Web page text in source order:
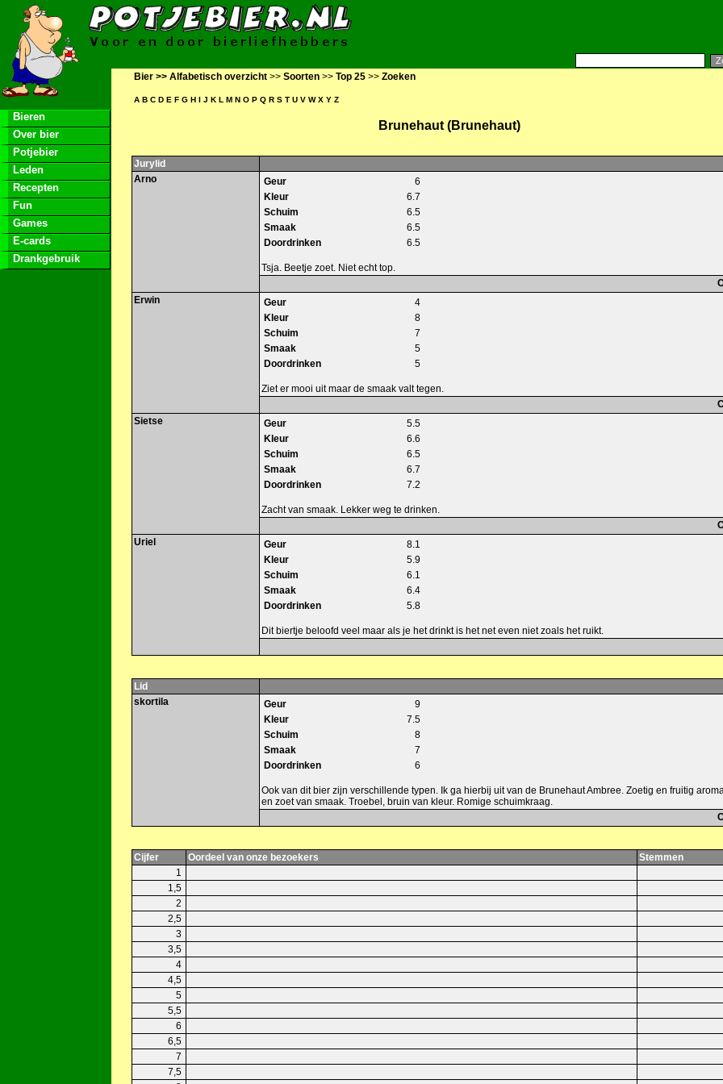
Bieren
Over bier
Potjebier
Leden
Recepten
Fun
Games
E-cards
Drankgebruik
Bier >> Alfabetisch overzicht >> Soorten >> Top 25 >> Zoeken
A B C D E F G H I J K L M N O P Q R S T U V W X Y Z
Brunehaut (Brunehaut)
Jurylid
Arno
Geur
6
Kleur
6.7
Schuim
6.5
Smaak
6.5
Doordrinken
6.5
Tsja. Beetje zoet. Niet echt top.
Erwin
Geur
4
Kleur
8
Schuim
7
Smaak
5
Doordrinken
5
Ziet er mooi uit maar de smaak valt tegen.
Sietse
Geur
5.5
Kleur
6.6
Schuim
6.5
Smaak
6.7
Doordrinken
7.2
Zacht van smaak. Lekker weg te drinken.
Uriel
Geur
8.1
Kleur
5.9
Schuim
6.1
Smaak
6.4
Doordrinken
5.8
Dit biertje beloofd veel maar als je het drinkt is het net even niet zoals het ruikt.
Lid
skortila
Geur
9
Kleur
7.5
Schuim
8
Smaak
7
Doordrinken
6
Ook van dit bier zijn verschillende typen. Ik ga hierbij uit van de Brunehaut Ambree. Zoetig en fruitig
en zoet van smaak. Troebel, bruin van kleur. Romige schuimkraag.
Cijfer Oordeel van onze bezoekers
Stemmen
1
1,5
2
2,5
3
3,5
4
4,5
5
5,5
6
6,5
7
7,5